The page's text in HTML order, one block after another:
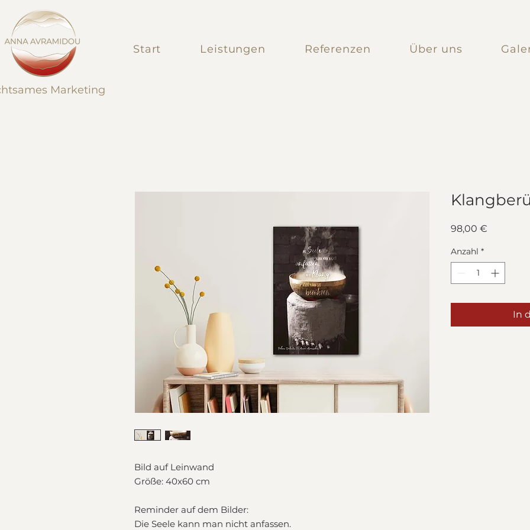
Marketing
Start Leistungen Referenzen Über uns
Bild auf Leinwand
Größe: 40x60 cm
Reminder auf dem Bilder:
Die Seele kann man nicht anfassen.
98,00 €
Anzahl *
In